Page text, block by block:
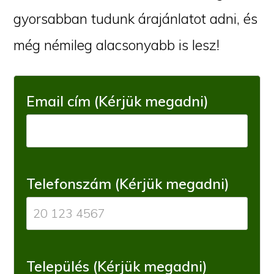
gyorsabban tudunk árajánlatot adni, és
még némileg alacsonyabb is lesz!
Email cím (Kérjük megadni)
Telefonszám (Kérjük megadni)
Település (Kérjük megadni)